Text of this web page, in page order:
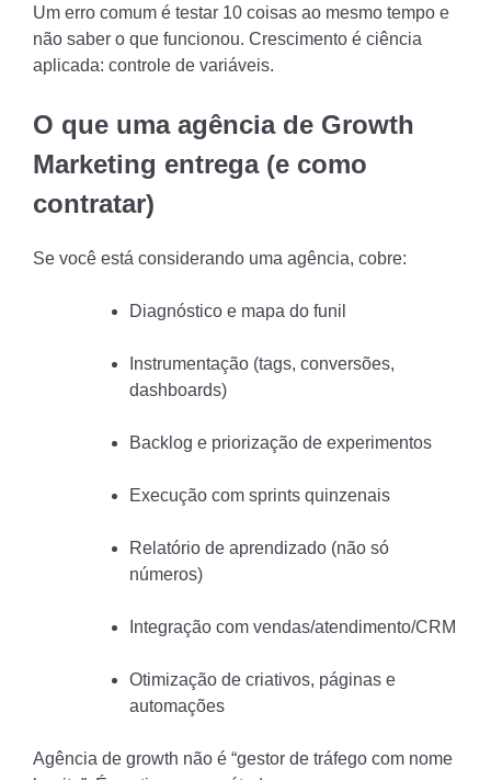
Um erro comum é testar 10 coisas ao mesmo tempo e
não saber o que funcionou. Crescimento é ciência
aplicada: controle de variáveis.
O que uma agência de Growth
Marketing entrega (e como
contratar)
Se você está considerando uma agência, cobre:
Diagnóstico e mapa do funil
Instrumentação (tags, conversões,
dashboards)
Backlog e priorização de experimentos
Execução com sprints quinzenais
Relatório de aprendizado (não só
números)
Integração com vendas/atendimento/CRM
Otimização de criativos, páginas e
automações
Agência de growth não é “gestor de tráfego com nome